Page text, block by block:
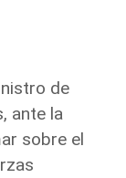
de
ante la
sobre el